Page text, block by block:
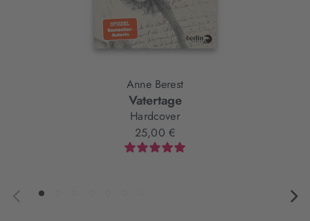
Anne Berest
Vatertage
Hardcover
25,00 €